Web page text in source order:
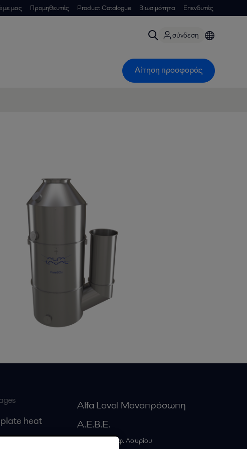
με μας Προμηθευτές Product Catalogue Βιωσιμότητα Επενδυτές
σύνδεση
Αίτηση προσφοράς
heat
Alfa Laval Μονοπρόσωπη
Α.Ε.Β.Ε.
20ο χλμ. Λεωφ. Λαυρίου